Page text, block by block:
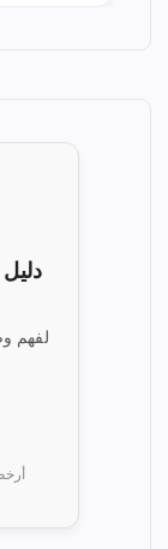
لفهم